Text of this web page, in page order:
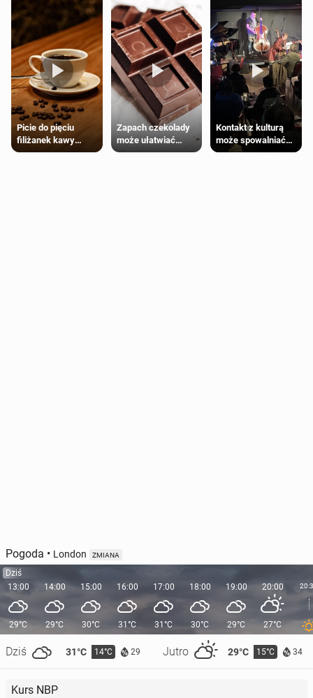
Picie do pięciu
filiżanek kawy
dziennie jest
Zapach czekolady
może ułatwiać
trening siłowy
Kontakt z kulturą
może spowalniać
starzenie
Pogoda • London ZMIANA
Dziś
13:00
29°C
Dziś 31°C 14°C 29 Jutro 29°C 15°C 34
14:00
29°C
15:00
30°C
16:00
31°C
17:00
31°C
18:00
30°C
19:00
29°C
20:00
27°C
Kurs NBP